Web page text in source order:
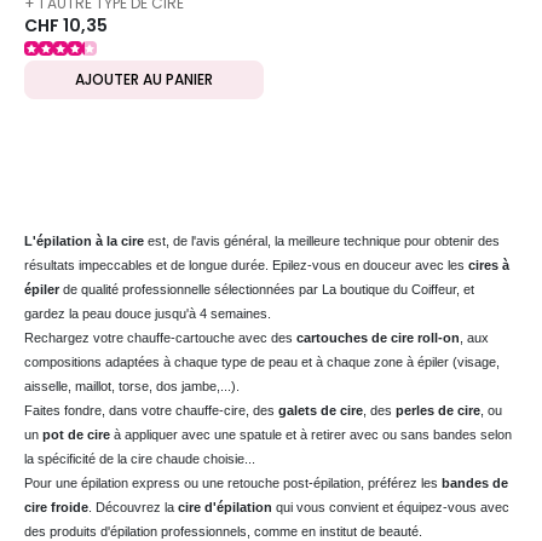
DISPONIBLE
CHF 10,35
AJOUTER AU PANIER
L'épilation à la cire est, de l'avis général, la meilleure technique pour obtenir des
résultats impeccables et de longue durée. Epilez-vous en douceur avec les cires à
épiler de qualité professionnelle sélectionnées par La boutique du Coiffeur, et
gardez la peau douce jusqu'à 4 semaines.
Rechargez votre chauffe-cartouche avec des cartouches de cire roll-on , aux
compositions adaptées à chaque type de peau et à chaque zone à épiler (visage,
aisselle, maillot, torse, dos jambe,...).
Faites fondre, dans votre chauffe-cire, des galets de cire , des perles de cire , ou
un pot de cire à appliquer avec une spatule et à retirer avec ou sans bandes selon
la spécificité de la cire chaude choisie...
Pour une épilation express ou une retouche post-épilation, préférez les bandes de
cire froide . Découvrez la cire d'épilation qui vous convient et équipez-vous avec
des produits d'épilation professionnels, comme en institut de beauté.